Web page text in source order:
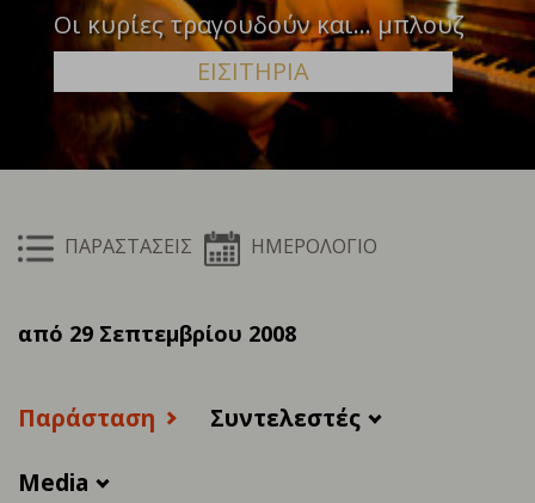
Οι κυρίες τραγουδούν και... μπλουζ
ΕΙΣΙΤΗΡΙΑ
ΠΑΡΑΣΤΑΣΕΙΣ ΗΜΕΡΟΛΟΓΙΟ
από 29 Σεπτεμβρίου 2008
Παράσταση
Συντελεστές
Media